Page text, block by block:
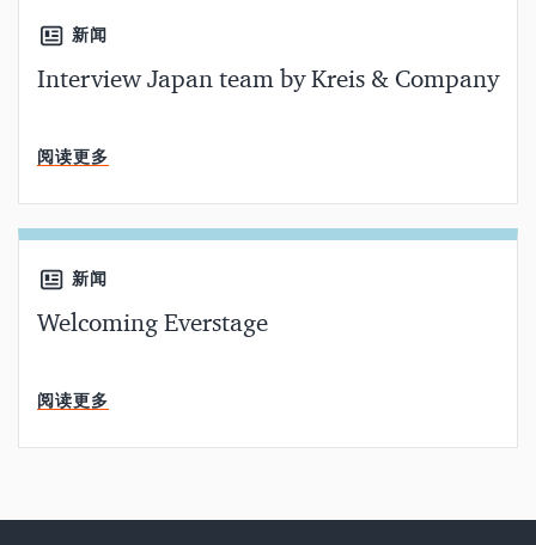
新闻
Interview Japan team by Kreis & Company
阅读更多
新闻
Welcoming Everstage
阅读更多